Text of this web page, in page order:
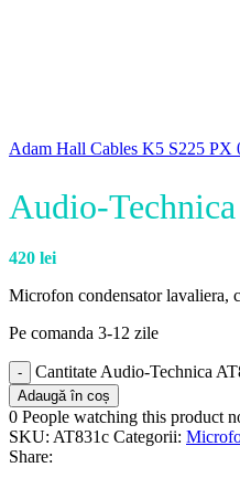
Adam Hall Cables K5 S225 PX
Audio-
420 lei
Microfon condensator lavaliera,
Pe comanda 3-12 zile
Cantitate Audio-Technica
Adaugă în coș
0 People watching this product
SKU: AT831c Categorii:
Share: